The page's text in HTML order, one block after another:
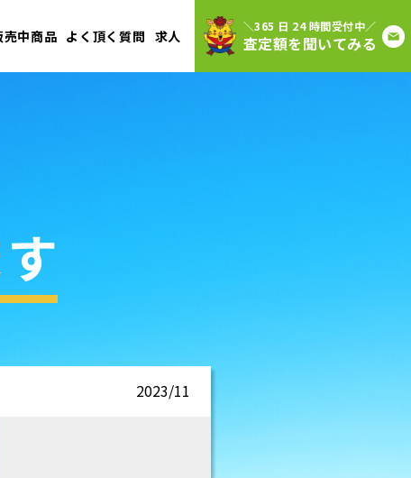
売中商品 よく頂く質問 求人
＼365 日 24 時間受付中／
査定額を聞いてみる
2023/11